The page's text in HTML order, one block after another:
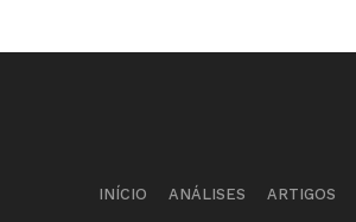
INÍCIO ANÁLISES ARTIGOS